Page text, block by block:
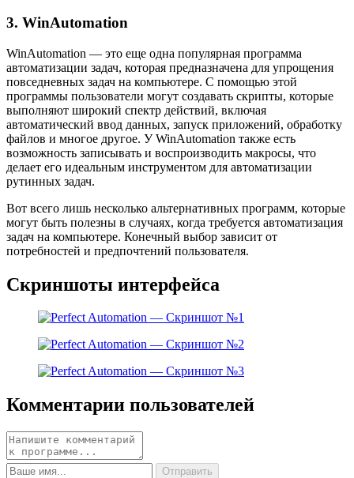
3. WinAutomation
WinAutomation — это еще одна популярная программа
автоматизации задач, которая предназначена для упрощения
повседневных задач на компьютере. С помощью этой
программы пользователи могут создавать скрипты, которые
выполняют широкий спектр действий, включая
автоматический ввод данных, запуск приложений, обработку
файлов и многое другое. У WinAutomation также есть
возможность записывать и воспроизводить макросы, что
делает его идеальным инструментом для автоматизации
рутинных задач.
Вот всего лишь несколько альтернативных программ, которые
могут быть полезны в случаях, когда требуется автоматизация
задач на компьютере. Конечный выбор зависит от
потребностей и предпочтений пользователя.
Скриншоты интерфейса
Комментарии пользователей